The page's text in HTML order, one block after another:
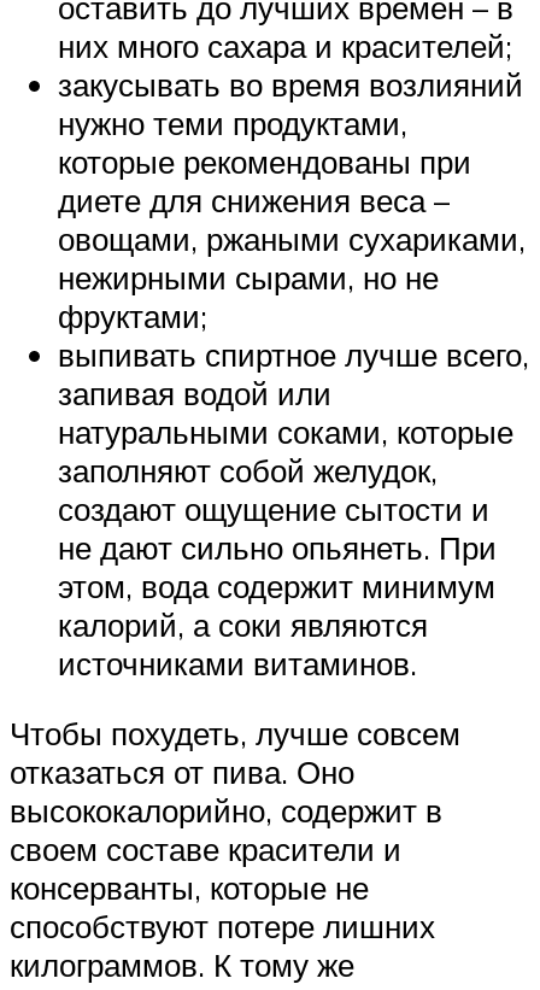
оставить до лучших времен – в
них много сахара и красителей;
закусывать во время возлияний
нужно теми продуктами,
которые рекомендованы при
диете для снижения веса –
овощами, ржаными сухариками,
нежирными сырами, но не
фруктами;
выпивать спиртное лучше всего,
запивая водой или
натуральными соками, которые
заполняют собой желудок,
создают ощущение сытости и
не дают сильно опьянеть. При
этом, вода содержит минимум
калорий, а соки являются
источниками витаминов.
Чтобы похудеть, лучше совсем
отказаться от пива. Оно
высококалорийно, содержит в
своем составе красители и
консерванты, которые не
способствуют потере лишних
килограммов. К тому же